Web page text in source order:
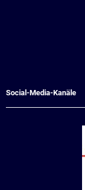
Social-Media-Kanäle